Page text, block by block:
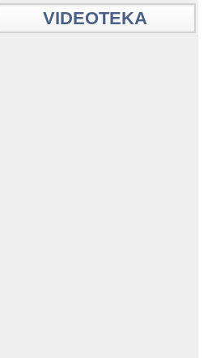
VIDEOTEKA